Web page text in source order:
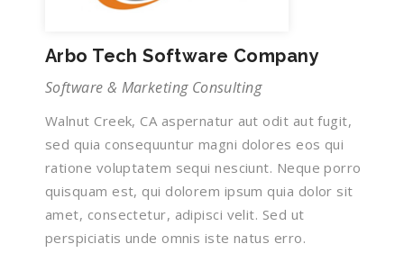
Arbo Tech Software Company
Software & Marketing Consulting
Walnut Creek, CA aspernatur aut odit aut fugit,
sed quia consequuntur magni dolores eos qui
ratione voluptatem sequi nesciunt. Neque porro
quisquam est, qui dolorem ipsum quia dolor sit
amet, consectetur, adipisci velit. Sed ut
perspiciatis unde omnis iste natus erro.